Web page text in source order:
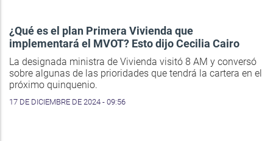
¿Qué es el plan Primera Vivienda que
implementará el MVOT? Esto dijo Cecilia Cairo
La designada ministra de Vivienda visitó 8 AM y conversó
sobre algunas de las prioridades que tendrá la cartera en el
próximo quinquenio.
17 DE DICIEMBRE DE 2024 - 09:56